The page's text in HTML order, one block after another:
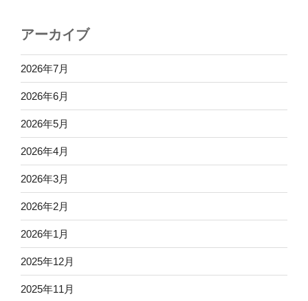
アーカイブ
2026年7月
2026年6月
2026年5月
2026年4月
2026年3月
2026年2月
2026年1月
2025年12月
2025年11月